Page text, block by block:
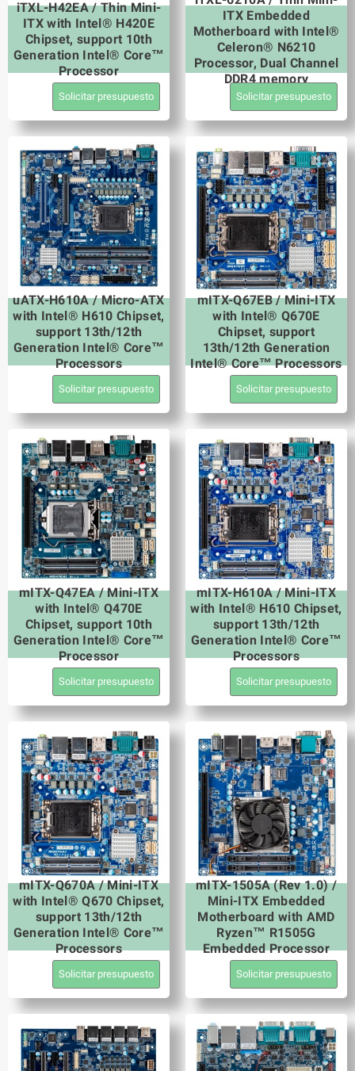
iTXL-H42EA / Thin Mini-
ITX with Intel® H420E
Chipset, support 10th
Generation Intel® Core™
Processor
Solicitar presupuesto
ITX Embedded
Motherboard with Intel®
Celeron® N6210
Processor, Dual Channel
DDR4 memory
Solicitar presupuesto
uATX-H610A / Micro-ATX
with Intel® H610 Chipset,
support 13th/12th
Generation Intel® Core™
Processors
Solicitar presupuesto
mITX-Q67EB / Mini-ITX
with Intel® Q670E
Chipset, support
13th/12th Generation
Intel® Core™ Processors
Solicitar presupuesto
mITX-Q47EA / Mini-ITX
with Intel® Q470E
Chipset, support 10th
Generation Intel® Core™
Processor
Solicitar presupuesto
mITX-H610A / Mini-ITX
with Intel® H610 Chipset,
support 13th/12th
Generation Intel® Core™
Processors
Solicitar presupuesto
mITX-Q670A / Mini-ITX
with Intel® Q670 Chipset,
support 13th/12th
Generation Intel® Core™
Processors
Solicitar presupuesto
mITX-1505A (Rev 1.0) /
Mini-ITX Embedded
Motherboard with AMD
Ryzen™ R1505G
Embedded Processor
Solicitar presupuesto